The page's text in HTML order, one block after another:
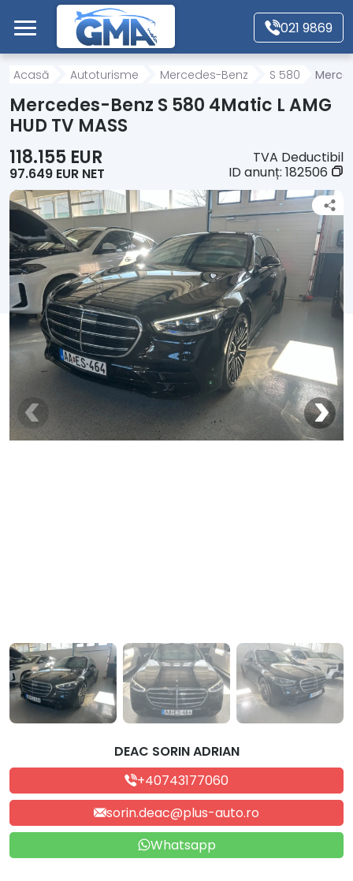
Mergi direct la conținutul principal
021 9869
Acasă
Autoturisme
Motociclete
Autoutilitare
Alte tipuri vehicule
Despre Noi
Contact
Acasă Autoturisme Mercedes-Benz S 580
Mercedes-Benz S 580 4Matic L AMG
HUD TV MASS
118.155 EUR
97.649 EUR NET
TVA Deductibil
ID anunț: 182506
DEAC SORIN ADRIAN
+40743177060
sorin.deac@plus-auto.ro
Whatsapp